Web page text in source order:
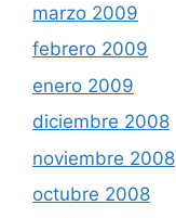
marzo 2009
febrero 2009
enero 2009
diciembre 2008
noviembre 2008
octubre 2008